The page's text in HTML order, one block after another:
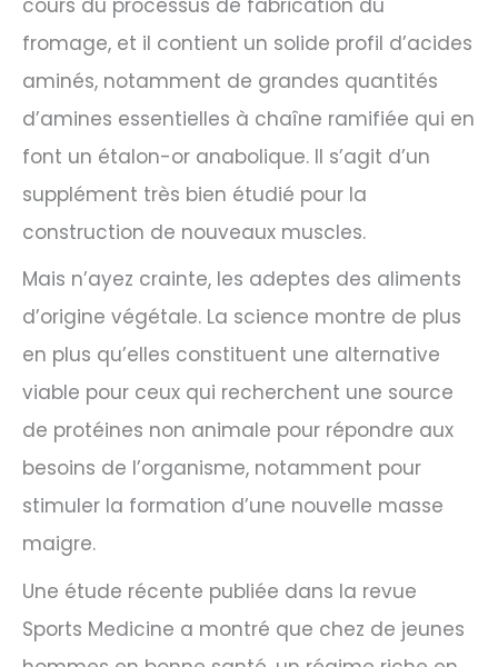
cours du processus de fabrication du
fromage, et il contient un solide profil d’acides
aminés, notamment de grandes quantités
d’amines essentielles à chaîne ramifiée qui en
font un étalon-or anabolique. Il s’agit d’un
supplément très bien étudié pour la
construction de nouveaux muscles.
Mais n’ayez crainte, les adeptes des aliments
d’origine végétale. La science montre de plus
en plus qu’elles constituent une alternative
viable pour ceux qui recherchent une source
de protéines non animale pour répondre aux
besoins de l’organisme, notamment pour
stimuler la formation d’une nouvelle masse
maigre.
Une étude récente publiée dans la revue
Sports Medicine a montré que chez de jeunes